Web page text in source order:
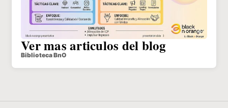
Ver mas articulos del blog
Biblioteca BnO